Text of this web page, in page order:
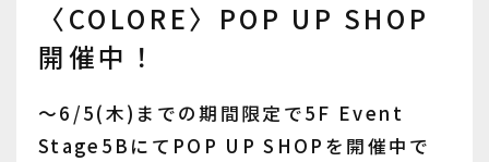
〈COLORE〉POP UP SHOP
開催中！
～6/5(木)までの期間限定で5F Event
Stage5BにてPOP UP SHOPを開催中で